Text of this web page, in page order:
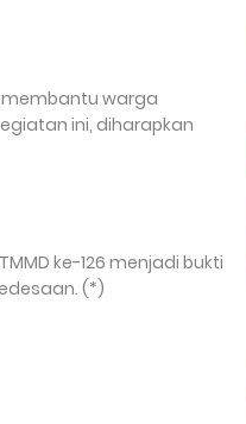
membantu warga
ini, diharapkan
ke-126 menjadi bukti
(*)